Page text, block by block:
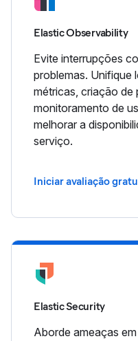
Elastic Observability
Evite interrupções
problemas. Unifique
métricas, criação de
monitoramento de
melhorar a
serviço.
Iniciar avaliação
Elastic Security
Aborde ameaças